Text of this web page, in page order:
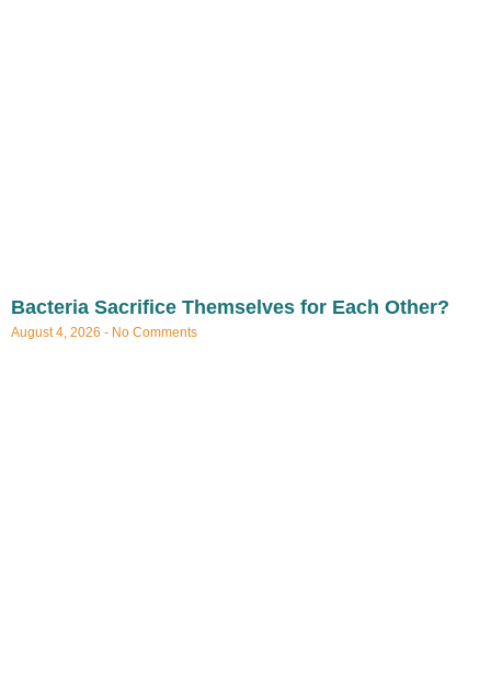
Bacteria Sacrifice Themselves for Each Other?
August 4, 2026 No Comments